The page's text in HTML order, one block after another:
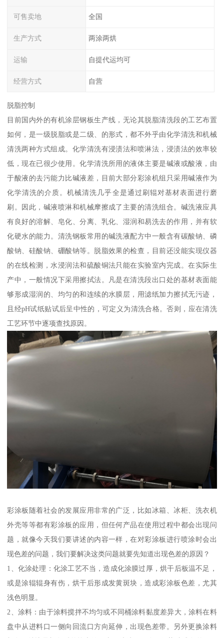
可售卖地 全国
生产方式 两涂两烘
运输 自提代运均可
经营方式 自营
脱脂控制
目前国内外的有机涂层钢板生产线，无论其脱脂清洗段的工艺布置
如何，是一级脱脂或是二级、的形式，都不外乎由化学清洗和机械
清洗两种方式组成。化学清洗有浸渍法和喷淋法，浸渍法的效率较
低，现在已很少使用。化学清洗所用的液体主要是碱液或酸液，由
于酸液的去污能力比碱液差，目前大部分彩涂机组只采用碱液作为
化学清洗的介质。机械清洗几乎全是通过刷辊对基材表面进行磨
刷。因此，碱液喷淋和机械摩擦成了主要的清洗组合。碱洗液应具
有良好的溶解、皂化、分离、乳化、湿润和易洗去的作用，并有软
化硬水的能力。清洗钢板常用的碱洗液配方中一般含有碳酸钠、磷
酸钠、硅酸钠、硼酸钠等。脱脂效果的检查，目前还没能实现仪器
的在线检测，水浸润法和硫酸铜法只能在实验室内完成。在实际生
产中，一般情况下采用擦拭法。凡是在清洗段出口处的基材表面能
够形成湿润的、均匀的和连续的水膜层，用滤纸加力擦拭无污迹，
且经pH试纸贴试后呈中性的，可定义为清洗合格。否则，应在清洗
工艺环节中逐项查找原因。
彩涂板随着社会的发展应用非常的广泛，比如冰箱、冰柜、洗衣机
外壳等等都有彩涂板的应用，但任何产品在使用过程中都会出现问
题，就像今天我们要讲述的内容一样，在对彩涂板进行喷涂时会出
现色差的问题，我们要解决这类问题就要先知道出现色差的原因？
1、化涂处理：化涂工艺不当，造成化涂膜过厚，烘干后板温不足，
或是涂辊辊身有伤，烘干后形成发黄斑块，造成彩涂板色差，尤其
浅色明显。
2、涂料：由于涂料搅拌不均匀或不同桶涂料黏度差异大，涂料在料
盘中从进料口一侧向回流口方向延伸，出现色差带。另外更换涂料